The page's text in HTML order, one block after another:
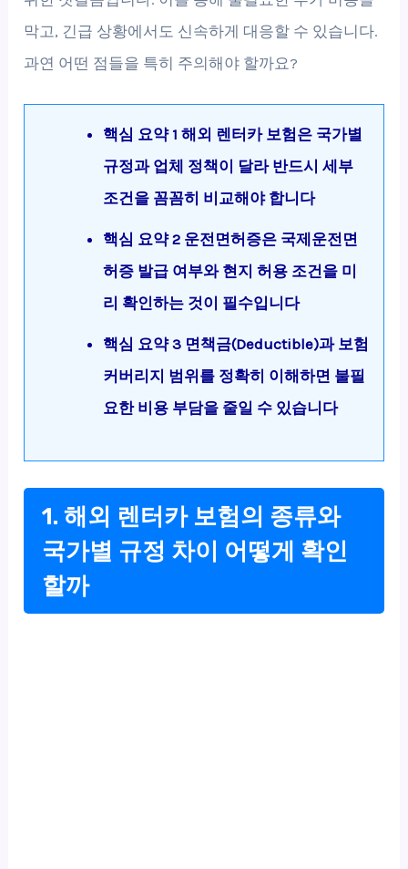
막고, 긴급 상황에서도 신속하게 대응할 수 있습니다.
과연 어떤 점들을 특히 주의해야 할까요?
핵심 요약 1 해외 렌터카 보험은 국가별
규정과 업체 정책이 달라 반드시 세부
조건을 꼼꼼히 비교해야 합니다
핵심 요약 2 운전면허증은 국제운전면
허증 발급 여부와 현지 허용 조건을 미
리 확인하는 것이 필수입니다
핵심 요약 3 면책금(Deductible)과 보험
커버리지 범위를 정확히 이해하면 불필
요한 비용 부담을 줄일 수 있습니다
1. 해외 렌터카 보험의 종류와
국가별 규정 차이 어떻게 확인
할까